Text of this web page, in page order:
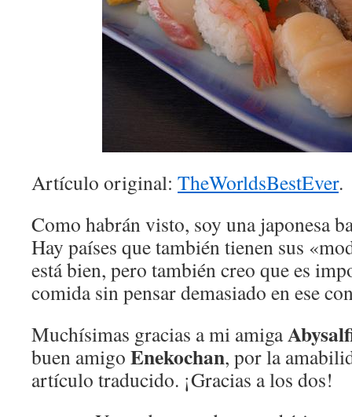
Artículo original: TheWorldsBestEver.
Como habrán visto, soy una japonesa
Hay países que también tienen sus
está bien, pero también creo que es
comida sin pensar demasiado en ese
Muchísimas gracias a mi amiga
buen amigo Enekochan, por la
artículo traducido. ¡Gracias a los dos!